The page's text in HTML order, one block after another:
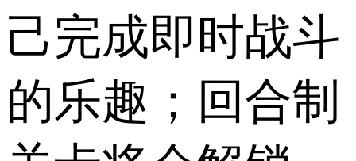
己完成即时战斗
的乐趣；回合制